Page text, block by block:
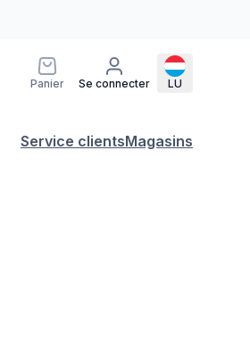
Panier Se connecter LU
Service clientsMagasins